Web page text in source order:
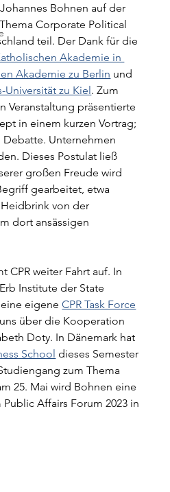
Bohnen auf der
Corporate Political
teil. Der Dank für die
Akademie in
Akademie zu Berlin und
Universität zu Kiel. Zum
Veranstaltung präsentierte
in einem kurzen Vortrag;
Unternehmen
Dieses Postulat ließ
großen Freude wird
gearbeitet, etwa
von der
dort ansässigen
CPR weiter Fahrt auf. In
Institute der State
eine eigene CPR Task Force
über die Kooperation
Doty. In Dänemark hat
School dieses Semester
zum Thema
25. Mai wird Bohnen eine
Affairs Forum 2023 in